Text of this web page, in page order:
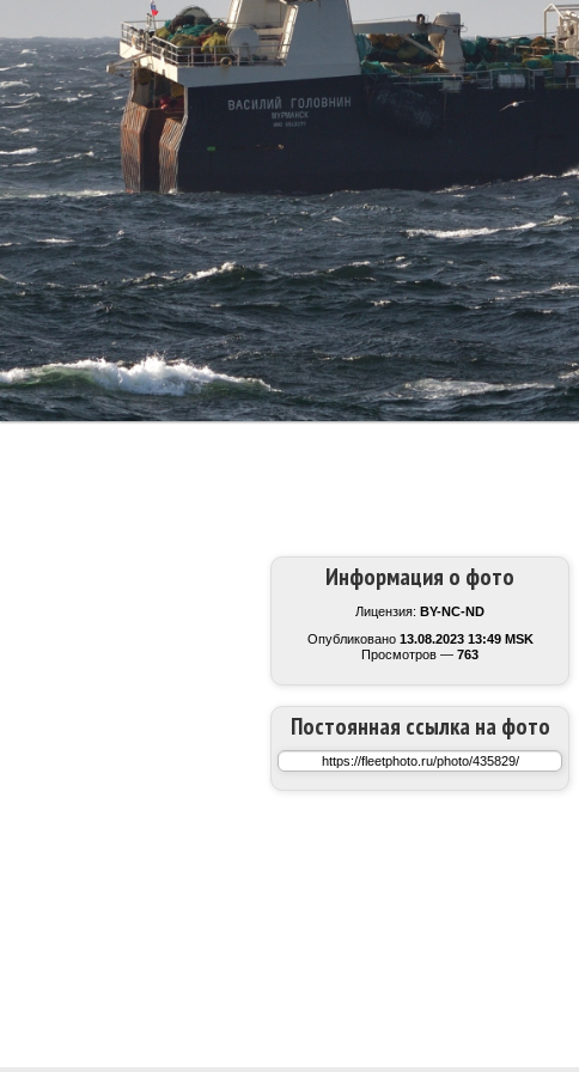
Информация о фото
Лицензия: BY-NC-ND
Опубликовано 13.08.2023 13:49 MSK
Просмотров — 763
Постоянная ссылка на фото